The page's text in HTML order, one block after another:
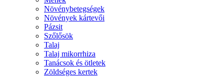
Növénybetegségek
Növények kártevői
Pázsit
Szőlősök
Talaj
Talaj mikorrhiza
Tanácsok és ötletek
Zöldséges kertek